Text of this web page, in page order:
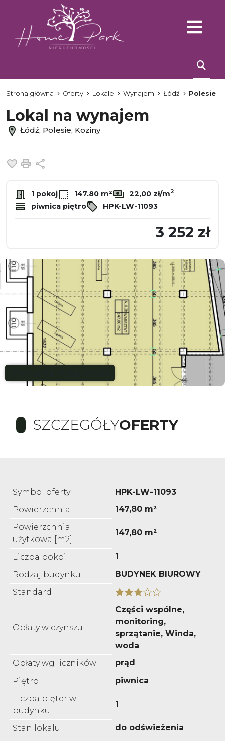
Strona główna Oferty Lokale Wynajem Łódź Polesie
Lokal na wynajem
Łódź, Polesie, Koziny
Dodaj do ulubionych
Drukuj
1 pokoj 147.80 m² 22,00 zł/m2
piwnica piętro HPK-LW-11093
3 252 zł
SZCZEGÓŁYOFERTY
Symbol oferty
HPK-LW-11093
Powierzchnia
147,80 m²
Powierzchnia
użytkowa [m2]
147,80 m²
Liczba pokoi
1
Rodzaj budynku
BUDYNEK BIUROWY
Standard
Opłaty w czynszu
Części wspólne,
monitoring,
sprzątanie, Winda,
woda
Opłaty wg liczników
prąd
Piętro
piwnica
Liczba pięter w
budynku
1
Stan lokalu
do odświeżenia